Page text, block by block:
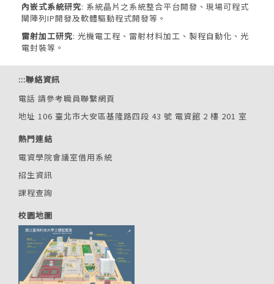
內嵌式系統研究: 系統晶片之系統整合平台開發、現場可程式
閘陣列IP開發及軟體驅動程式開發等。
雷射加工研究: 光機電工程、雷射材料加工、製程自動化、光
電封裝等。
:::聯絡資訊
電話 請參考職員聯繫網頁
地址 106 臺北市大安區基隆路四段 43 號 電資館 2 樓 201 室
熱門連結
電資學院會議室借用系統
招生資訊
課程查詢
校園地圖